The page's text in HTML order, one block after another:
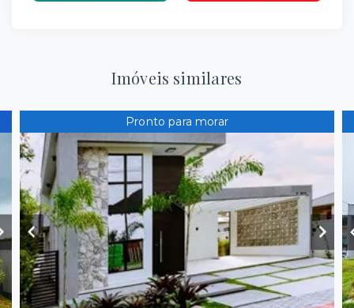
Imóveis similares
Pronto para morar